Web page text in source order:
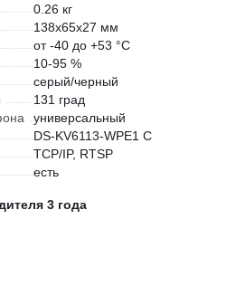
0.26 кг
138х65х27 мм
от -40 до +53 °С
10-95 %
серый/черный
131 град
универсальный
DS-KV6113-WPE1 C
TCP/IP, RTSP
есть
3 года